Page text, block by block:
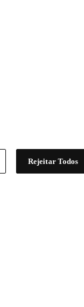
Rejeitar Todos